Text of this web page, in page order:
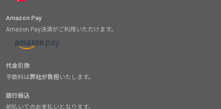
Amazon Pay
Amazon Pay決済がご利用いただけます。
代金引換
手数料は弊社が負担いたします。
銀行振込
前払いでのお支払いとなります。